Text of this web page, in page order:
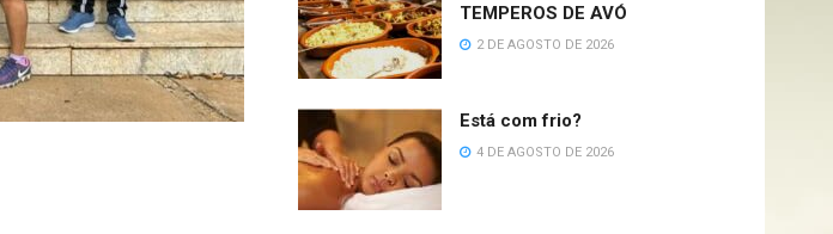
TEMPEROS DE AVÓ
2 DE AGOSTO DE 2026
Está com frio?
4 DE AGOSTO DE 2026